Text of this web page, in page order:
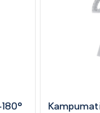
kaltai